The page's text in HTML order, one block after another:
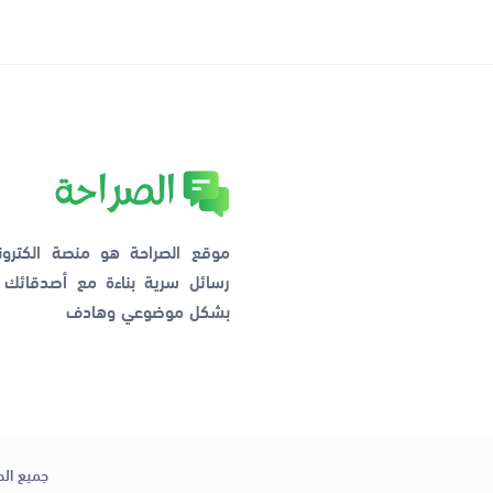
موقع الصراحة هو منصة
رسائل سرية بناءة مع
بشكل موضوعي وهادف
جميع